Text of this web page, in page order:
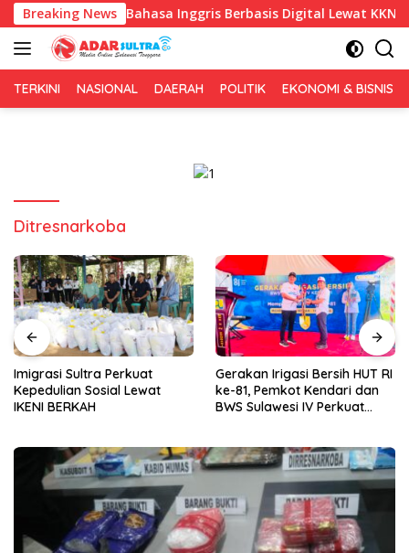
Langsung
ke
konten
Breaking NewsBahasa Inggris Berbasis Digital Lewat KKN Tematik
TERKINI NASIONAL DAERAH POLITIK EKONOMI & BISNIS
Ditresnarkoba
Imigrasi Sultra Perkuat
Kepedulian Sosial Lewat
IKENI BERKAH
Gerakan Irigasi Bersih HUT RI
ke-81, Pemkot Kendari dan
BWS Sulawesi IV Perkuat